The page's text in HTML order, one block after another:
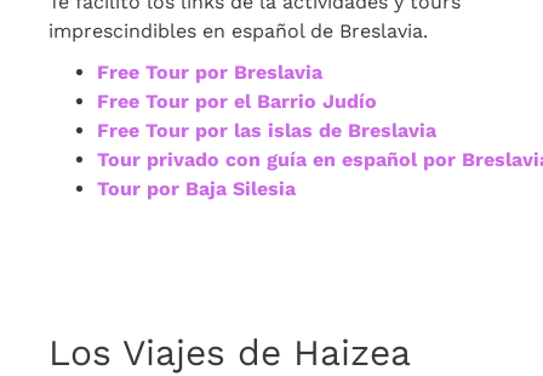
imprescindibles en español de Breslavia.
Free Tour por Breslavia
Free Tour por el Barrio Judío
Free Tour por las islas de Breslavia
Tour privado con guía en español por
Tour por Baja Silesia
Los Viajes de Haizea